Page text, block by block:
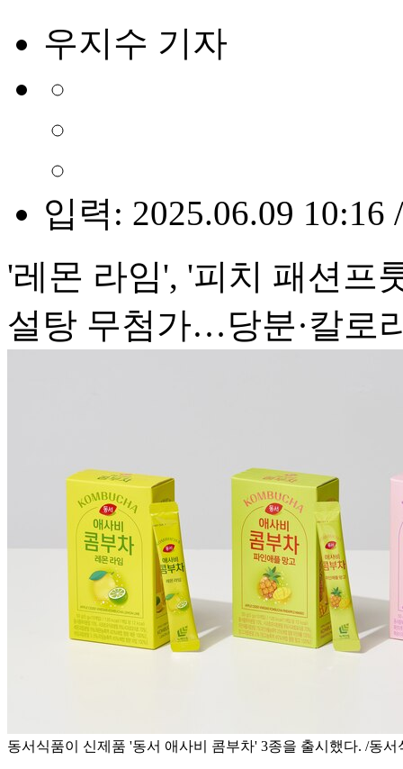
우지수 기자
입력: 2025.06.09 10:16
'레몬 라임', '피치 패션프
설탕 무첨가…당분·칼로
동서식품이 신제품 '동서 애사비 콤부차' 3종을 출시했다. /동서